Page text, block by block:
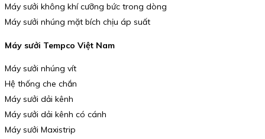
Máy sưởi không khí cưỡng bức trong dòng
Máy sưởi nhúng mặt bích chịu áp suất
Máy sưởi Tempco Việt Nam
Máy sưởi nhúng vít
Hệ thống che chắn
Máy sưởi dải kênh
Máy sưởi dải kênh có cánh
Máy sưởi Maxistrip